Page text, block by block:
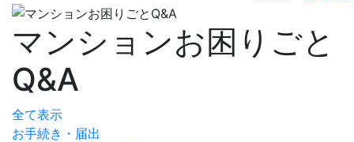
マンションお困りごと
Q&A
全て表示
お手続き・届出